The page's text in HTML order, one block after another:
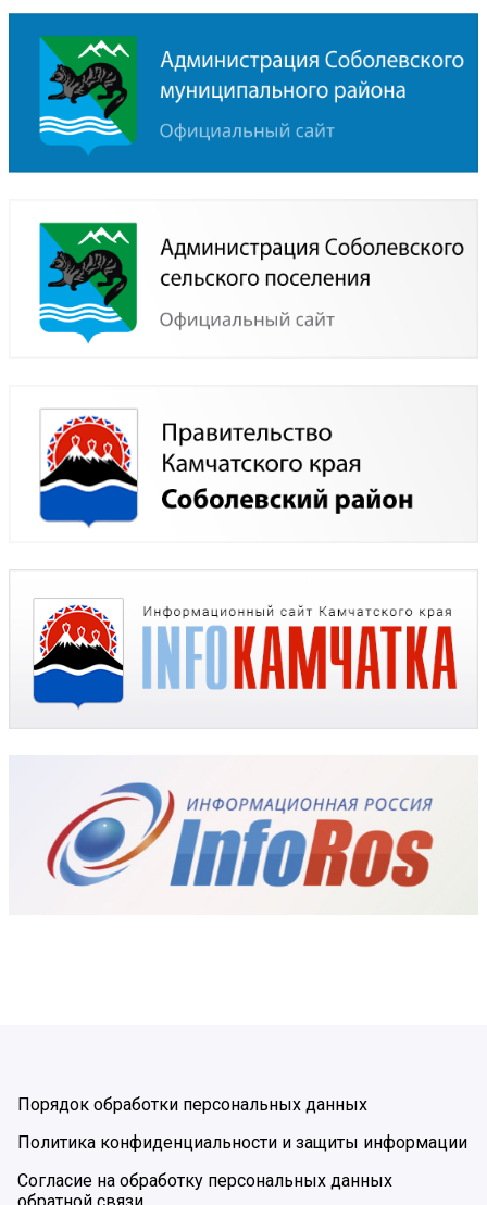
Порядок обработки персональных данных
Политика конфиденциальности и защиты информации
Согласие на обработку персональных данных